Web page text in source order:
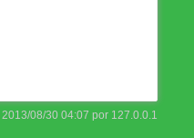
2013/08/30 04:07 por 127.0.0.1